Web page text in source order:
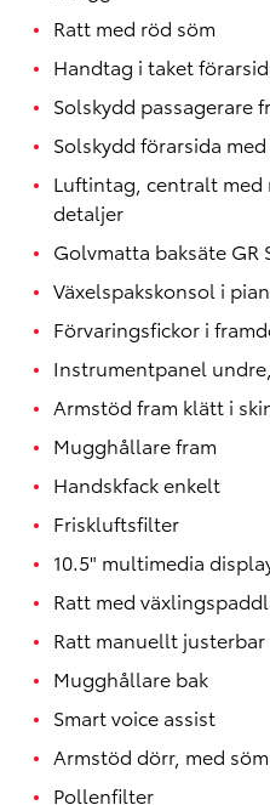
Ratt med röd söm
Handtag i taket
Solskydd passagerare
Solskydd förarsida
Luftintag, centralt med
detaljer
Golvmatta baksäte GR
Växelspakskonsol i
Förvaringsfickor i
Instrumentpanel
Armstöd fram klätt i
Mugghållare fram
Handskfack enkelt
Friskluftsfilter
10.5" multimedia
Ratt med
Ratt manuellt
Mugghållare bak
Smart voice assist
Armstöd dörr, med söm
Pollenfilter